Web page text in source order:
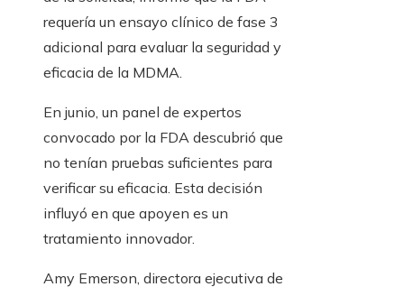
requería un ensayo clínico de fase 3
adicional para evaluar la seguridad y
eficacia de la MDMA.
En junio, un panel de expertos
convocado por la FDA descubrió que
no tenían pruebas suficientes para
verificar su eficacia. Esta decisión
influyó en que apoyen es un
tratamiento innovador.
Amy Emerson, directora ejecutiva de